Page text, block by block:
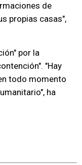
de
propias casas",
por la
"Hay
todo momento
ha